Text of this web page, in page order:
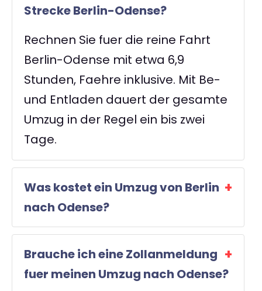
Strecke Berlin-Odense?
Rechnen Sie fuer die reine Fahrt
Berlin-Odense mit etwa 6,9
Stunden, Faehre inklusive. Mit Be-
und Entladen dauert der gesamte
Umzug in der Regel ein bis zwei
Tage.
Was kostet ein Umzug von Berlin
nach Odense?
Brauche ich eine Zollanmeldung
fuer meinen Umzug nach Odense?